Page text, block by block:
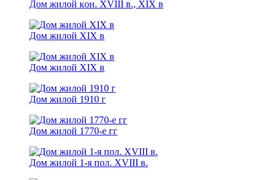
Дом жилой кoн. XVIII в., XIX в
Дом жилой XIX в
Дом жилой XIX в
Дом жилой 1910 г
Дом жилой 1770-е гг
Дом жилой 1-я пол. XVIII в.